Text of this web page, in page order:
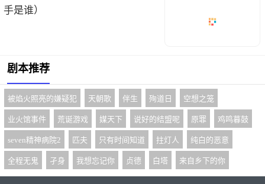
手是谁）
剧本推荐
被焰火照亮的嫌疑犯 天朝歌 伴生 殉道日 空想之笼
业火馆事件 荒诞游戏 媒天下 说好的结盟呢 原罪 鸡鸣暮鼓
seven精神病院2 匹夫 只有时间知道 拄灯人 纯白的恶意
全程无鬼 孑身 我想忘记你 贞德 白塔 来自乡下的你